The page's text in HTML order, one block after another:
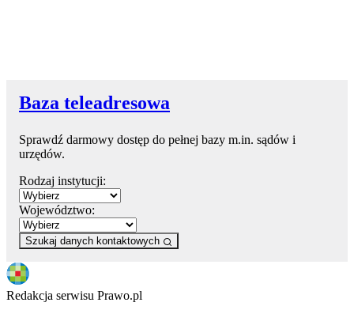
Baza teleadresowa
Sprawdź darmowy dostęp do pełnej bazy m.in. sądów i
urzędów.
Rodzaj instytucji:
Województwo:
Szukaj danych kontaktowych
Redakcja serwisu Prawo.pl